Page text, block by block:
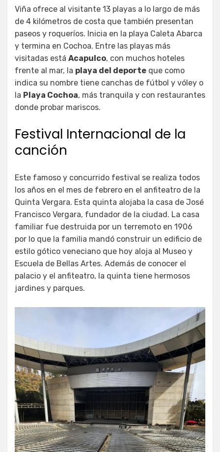
Viña ofrece al visitante 13 playas a lo largo de más
de 4 kilómetros de costa que también presentan
paseos y roqueríos. Inicia en la playa Caleta Abarca
y termina en Cochoa. Entre las playas más
visitadas está Acapulco, con muchos hoteles
frente al mar, la playa del deporte que como
indica su nombre tiene canchas de fútbol y vóley o
la Playa Cochoa, más tranquila y con restaurantes
donde probar mariscos.
Festival Internacional de la
canción
Este famoso y concurrido festival se realiza todos
los años en el mes de febrero en el anfiteatro de la
Quinta Vergara. Esta quinta alojaba la casa de José
Francisco Vergara, fundador de la ciudad. La casa
familiar fue destruida por un terremoto en 1906
por lo que la familia mandó construir un edificio de
estilo gótico veneciano que hoy aloja al Museo y
Escuela de Bellas Artes. Además de conocer el
palacio y el anfiteatro, la quinta tiene hermosos
jardines y parques.